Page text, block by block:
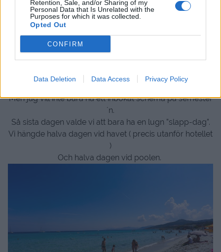
Retention, Sale, and/or Sharing of my
Personal Data that Is Unrelated with the
Purposes for which it was collected.
Opted Out
CONFIRM
Data Deletion Data Access Privacy Policy
Men jag vill inte bara ha ett inbokat schema på semester
´n.
Så sista dagen valde vi att bara ha en lugn ”slapp-dag”.
Vi hängde halva dagen vid havet ( precis utanför hotellet
)
Och halva dagen vid poolen.